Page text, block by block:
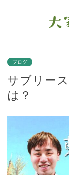
ブログ
サブリー
は？